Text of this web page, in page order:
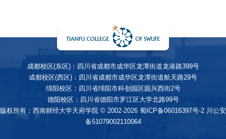
成都校区(东区)：四川省成都市成华区龙潭街道龙港路399号
成都校区(西区)：四川省成都市成华区龙潭街道航天路29号
绵阳校区：四川省绵阳市科创园区园兴西街2号
德阳校区：四川省德阳市罗江区大学北路99号
版权所有：西南财经大学天府学院 © 2002-2026 蜀ICP备06016397号-2 川公安
备51079002110064